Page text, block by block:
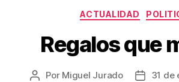
ACTUALIDAD
Regalos que
Autor
Por Miguel Jurado
Fecha
31 de